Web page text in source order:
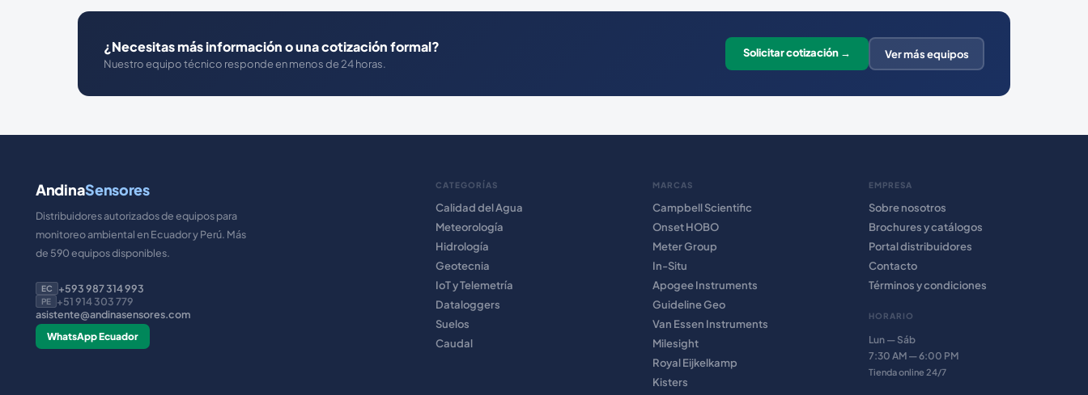
¿Necesitas más información o una cotización formal?
Nuestro equipo técnico responde en menos de 24 horas.
Solicitar cotización → Ver más equipos
AndinaSensores
Distribuidores autorizados de equipos para
monitoreo ambiental en Ecuador y Perú. Más
de 590 equipos disponibles.
EC +593 987 314 993
PE
+51 914 303 779
asistente@andinasensores.com
WhatsApp Ecuador
CATEGORÍAS
Calidad del Agua
Meteorología
Hidrología
Geotecnia
IoT y Telemetría
Dataloggers
Suelos
Caudal
MARCAS
Campbell Scientific
Onset HOBO
Meter Group
In-Situ
Apogee Instruments
Guideline Geo
Van Essen Instruments
Milesight
Royal Eijkelkamp
Kisters
EMPRESA
Sobre nosotros
Brochures y catálogos
Portal distribuidores
Contacto
Términos y condiciones
HORARIO
Lun — Sáb
7:30 AM — 6:00 PM
Tienda online 24/7